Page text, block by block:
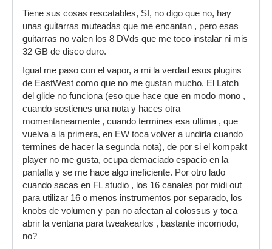
Tiene sus cosas rescatables, SI, no digo que no, hay
unas guitarras muteadas que me encantan , pero esas
guitarras no valen los 8 DVds que me toco instalar ni mis
32 GB de disco duro.
Igual me paso con el vapor, a mi la verdad esos plugins
de EastWest como que no me gustan mucho. El Latch
del glide no funciona (eso que hace que en modo mono ,
cuando sostienes una nota y haces otra
momentaneamente , cuando termines esa ultima , que
vuelva a la primera, en EW toca volver a undirla cuando
termines de hacer la segunda nota), de por si el kompakt
player no me gusta, ocupa demaciado espacio en la
pantalla y se me hace algo ineficiente. Por otro lado
cuando sacas en FL studio , los 16 canales por midi out
para utilizar 16 o menos instrumentos por separado, los
knobs de volumen y pan no afectan al colossus y toca
abrir la ventana para tweakearlos , bastante incomodo,
no?